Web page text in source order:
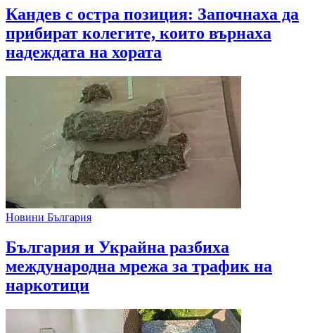
Кандев с остра позиция: Започнаха да
прибират колегите, които върнаха
надеждата на хората
Новини България
България и Украйна разбиха
международна мрежа за трафик на
наркотици